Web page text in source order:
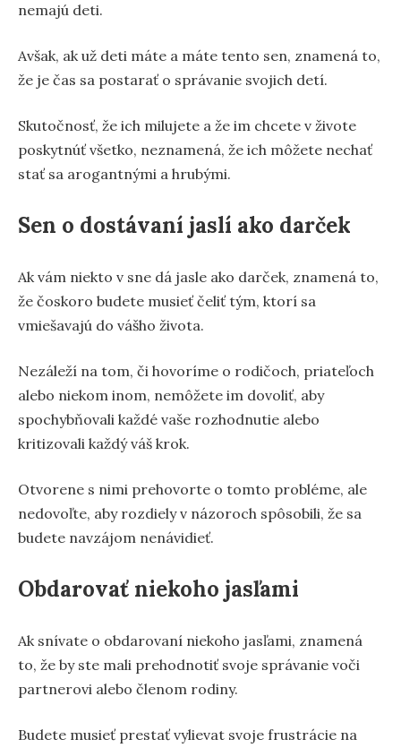
nemajú deti.
Avšak, ak už deti máte a máte tento sen, znamená to,
že je čas sa postarať o správanie svojich detí.
Skutočnosť, že ich milujete a že im chcete v živote
poskytnúť všetko, neznamená, že ich môžete nechať
stať sa arogantnými a hrubými.
Sen o dostávaní jaslí ako darček
Ak vám niekto v sne dá jasle ako darček, znamená to,
že čoskoro budete musieť čeliť tým, ktorí sa
vmiešavajú do vášho života.
Nezáleží na tom, či hovoríme o rodičoch, priateľoch
alebo niekom inom, nemôžete im dovoliť, aby
spochybňovali každé vaše rozhodnutie alebo
kritizovali každý váš krok.
Otvorene s nimi prehovorte o tomto probléme, ale
nedovoľte, aby rozdiely v názoroch spôsobili, že sa
budete navzájom nenávidieť.
Obdarovať niekoho jasľami
Ak snívate o obdarovaní niekoho jasľami, znamená
to, že by ste mali prehodnotiť svoje správanie voči
partnerovi alebo členom rodiny.
Budete musieť prestať vylievat svoje frustrácie na